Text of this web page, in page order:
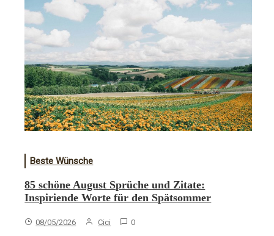
Beste Wünsche
85 schöne August Sprüche und Zitate:
Inspiriende Worte für den Spätsommer
08/05/2026 Cici 0